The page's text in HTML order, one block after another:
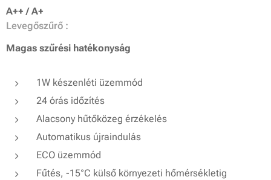
A++ / A+
Levegőszűrő :
Magas szűrési hatékonyság
1W készenléti üzemmód
24 órás időzítés
Alacsony hűtőközeg érzékelés
Automatikus újraindulás
ECO üzemmód
Fűtés, -15°C külső környezeti hőmérsékletig